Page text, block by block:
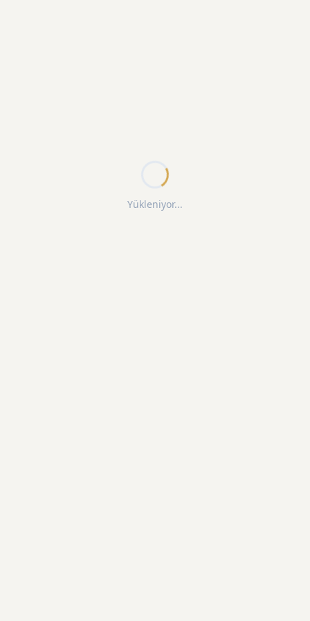
Yükleniyor...